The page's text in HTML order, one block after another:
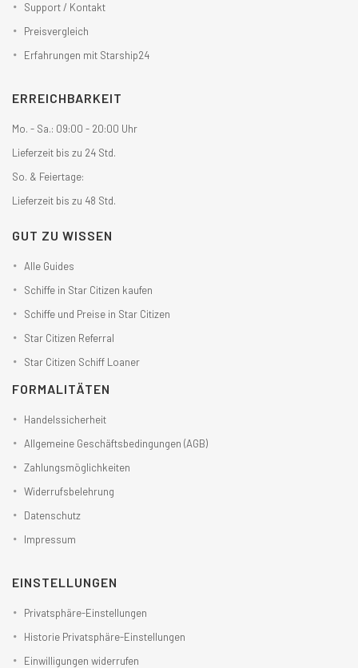
Support / Kontakt
Preisvergleich
Erfahrungen mit Starship24
ERREICHBARKEIT
Mo. - Sa.: 09:00 - 20:00 Uhr
Lieferzeit bis zu 24 Std.
So. & Feiertage:
Lieferzeit bis zu 48 Std.
GUT ZU WISSEN
Alle Guides
Schiffe in Star Citizen kaufen
Schiffe und Preise in Star Citizen
Star Citizen Referral
Star Citizen Schiff Loaner
FORMALITÄTEN
Handelssicherheit
Allgemeine Geschäftsbedingungen (AGB)
Zahlungsmöglichkeiten
Widerrufsbelehrung
Datenschutz
Impressum
EINSTELLUNGEN
Privatsphäre-Einstellungen
Historie Privatsphäre-Einstellungen
Einwilligungen widerrufen